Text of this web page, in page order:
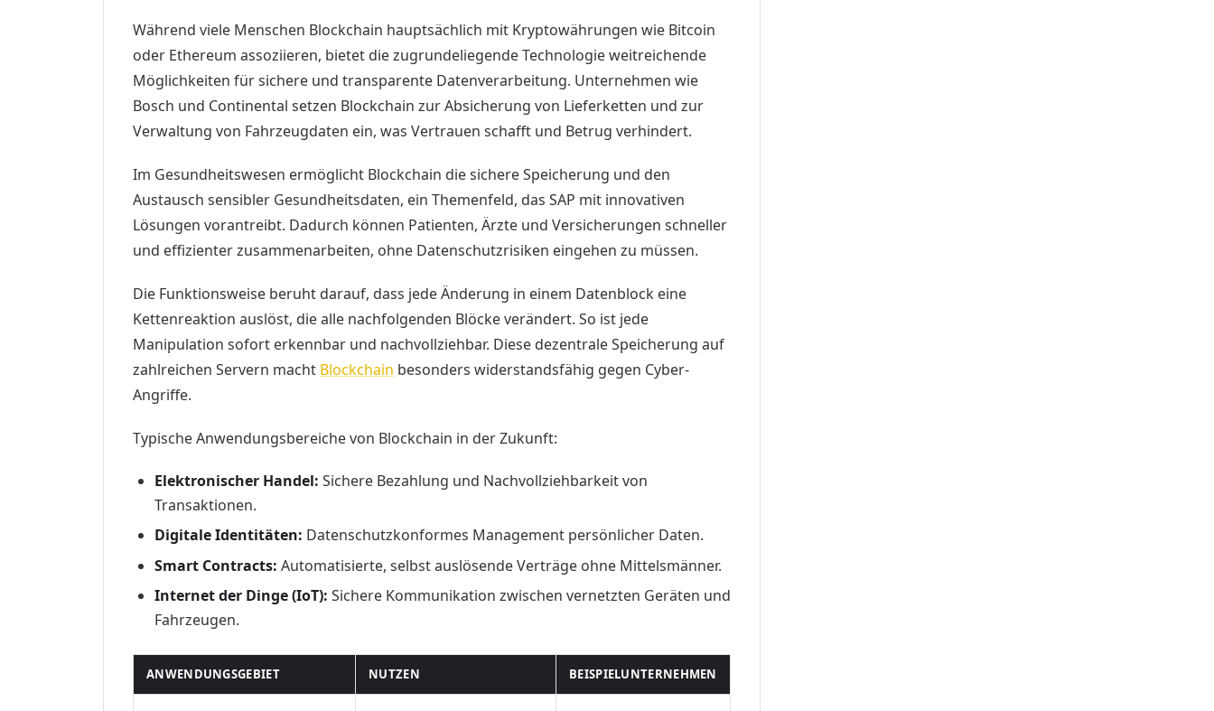
Während viele Menschen Blockchain hauptsächlich mit Kryptowährungen wie Bitcoin
oder Ethereum assoziieren, bietet die zugrundeliegende Technologie weitreichende
Möglichkeiten für sichere und transparente Datenverarbeitung. Unternehmen wie
Bosch und Continental setzen Blockchain zur Absicherung von Lieferketten und zur
Verwaltung von Fahrzeugdaten ein, was Vertrauen schafft und Betrug verhindert.
Im Gesundheitswesen ermöglicht Blockchain die sichere Speicherung und den
Austausch sensibler Gesundheitsdaten, ein Themenfeld, das SAP mit innovativen
Lösungen vorantreibt. Dadurch können Patienten, Ärzte und Versicherungen schneller
und effizienter zusammenarbeiten, ohne Datenschutzrisiken eingehen zu müssen.
Die Funktionsweise beruht darauf, dass jede Änderung in einem Datenblock eine
Kettenreaktion auslöst, die alle nachfolgenden Blöcke verändert. So ist jede
Manipulation sofort erkennbar und nachvollziehbar. Diese dezentrale Speicherung auf
zahlreichen Servern macht Blockchain besonders widerstandsfähig gegen Cyber-
Angriffe.
Typische Anwendungsbereiche von Blockchain in der Zukunft:
Elektronischer Handel: Sichere Bezahlung und Nachvollziehbarkeit von
Transaktionen.
Digitale Identitäten: Datenschutzkonformes Management persönlicher Daten.
Smart Contracts: Automatisierte, selbst auslösende Verträge ohne Mittelsmänner.
Internet der Dinge (IoT): Sichere Kommunikation zwischen vernetzten Geräten und
Fahrzeugen.
ANWENDUNGSGEBIET NUTZEN BEISPIELUNTERNEHMEN